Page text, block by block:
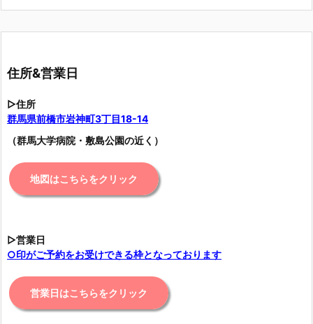
住所&営業日
▷住所
群馬県前橋市岩神町3丁目18-14
（群馬大学病院・敷島公園の近く）
地図はこちらをクリック
▷営業日
○印がご予約をお受けできる枠となっております
営業日はこちらをクリック